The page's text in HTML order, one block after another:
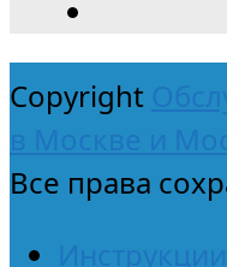
Copyright
в Москве и
Все права
Инструкции